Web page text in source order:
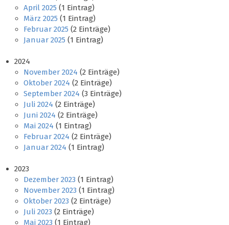
April 2025 (1 Eintrag)
März 2025 (1 Eintrag)
Februar 2025 (2 Einträge)
Januar 2025 (1 Eintrag)
2024
November 2024 (2 Einträge)
Oktober 2024 (2 Einträge)
September 2024 (3 Einträge)
Juli 2024 (2 Einträge)
Juni 2024 (2 Einträge)
Mai 2024 (1 Eintrag)
Februar 2024 (2 Einträge)
Januar 2024 (1 Eintrag)
2023
Dezember 2023 (1 Eintrag)
November 2023 (1 Eintrag)
Oktober 2023 (2 Einträge)
Juli 2023 (2 Einträge)
Mai 2023 (1 Eintrag)